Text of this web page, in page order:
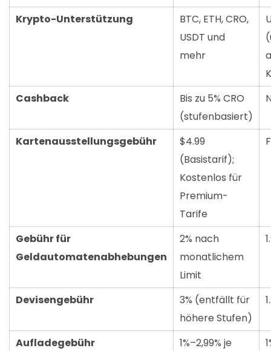
Krypto-Unterstützung
BTC, ETH, CRO,
USDT und
mehr
Cashback
Bis zu 5% CRO
(stufenbasiert)
Kartenausstellungsgebühr
$4.99
(Basistarif);
Kostenlos für
Premium-
Tarife
Gebühr für
Geldautomatenabhebungen
2% nach
monatlichem
Limit
Devisengebühr
3% (entfällt für
höhere Stufen)
Aufladegebühr
1%–2,99% je